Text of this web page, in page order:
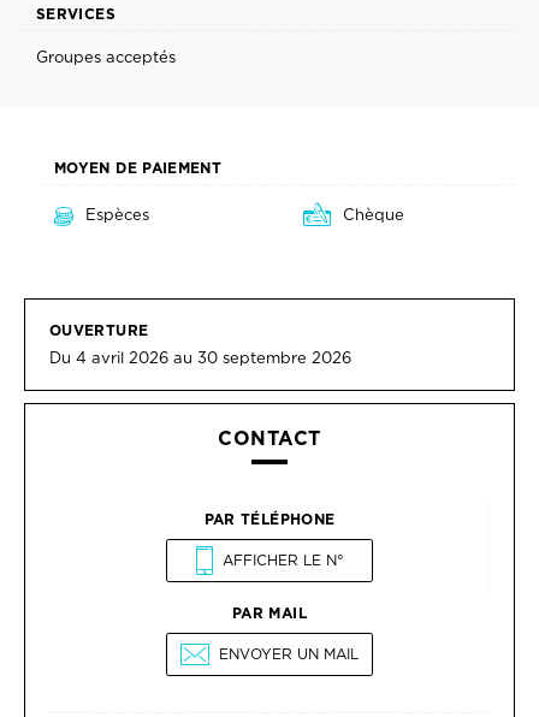
SERVICES
Groupes acceptés
MOYEN DE PAIEMENT
Espèces Chèque
OUVERTURE
Du 4 avril 2026 au 30 septembre 2026
CONTACT
PAR TÉLÉPHONE
AFFICHER LE N°
PAR MAIL
ENVOYER UN MAIL